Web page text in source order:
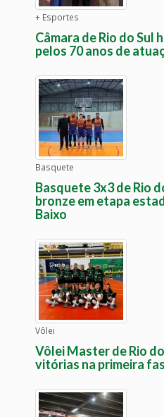
+ Esportes
Câmara de Rio do Sul
pelos 70 anos de
Basquete
Basquete 3x3 de Rio
bronze em etapa
Baixo
Vôlei
Vôlei Master de Rio
vitórias na primeira